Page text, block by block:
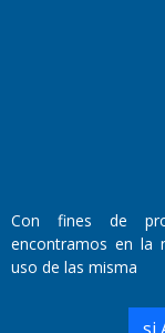
Miembro de
Propietario: El Diario
Director Periodístico:
Con fines de
encontramos en la
uso de las misma